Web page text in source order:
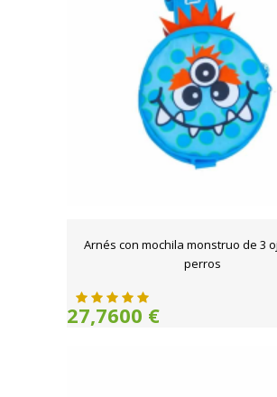
Arnés con mochila monstruo de 3
perros
27,7600 €